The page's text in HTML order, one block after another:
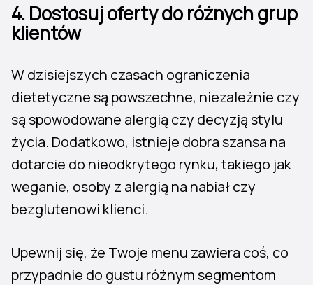
4.Dostosuj oferty do różnych grup
klientów
W dzisiejszych czasach ograniczenia
dietetyczne są powszechne, niezależnie czy
są spowodowane alergią czy decyzją stylu
życia. Dodatkowo, istnieje dobra szansa na
dotarcie do nieodkrytego rynku, takiego jak
weganie, osoby z alergią na nabiał czy
bezglutenowi klienci.
Upewnij się, że Twoje menu zawiera coś, co
przypadnie do gustu różnym segmentom